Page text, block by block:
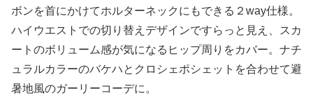
ボンを首にかけてホルターネックにもできる２way仕様。
ハイウエストでの切り替えデザインですらっと見え、スカ
ートのボリューム感が気になるヒップ周りをカバー。ナチ
ュラルカラーのバケハとクロシェポシェットを合わせて避
暑地風のガーリーコーデに。